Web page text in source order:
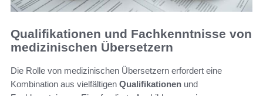
Qualifikationen und Fachkenntnisse von
medizinischen Übersetzern
Die Rolle von medizinischen Übersetzern erfordert eine
Kombination aus vielfältigen Qualifikationen und